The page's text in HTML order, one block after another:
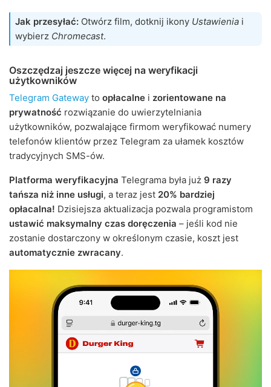
Jak przesyłać: Otwórz film, dotknij ikony Ustawienia i
wybierz Chromecast.
Oszczędzaj jeszcze więcej na weryfikacji
użytkowników
Telegram Gateway to opłacalne i zorientowane na
prywatność rozwiązanie do uwierzytelniania
użytkowników, pozwalające firmom weryfikować numery
telefonów klientów przez Telegram za ułamek kosztów
tradycyjnych SMS-ów.
Platforma weryfikacyjna Telegrama była już 9 razy
tańsza niż inne usługi, a teraz jest 20% bardziej
opłacalna! Dzisiejsza aktualizacja pozwala programistom
ustawić maksymalny czas doręczenia – jeśli kod nie
zostanie dostarczony w określonym czasie, koszt jest
automatycznie zwracany.